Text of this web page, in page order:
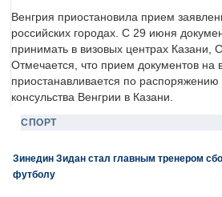
Венгрия приостановила прием
российских городах. С 29 июня
принимать в визовых центрах
Отмечается, что прием документов на
приостанавливается по распоряжению
консульства Венгрии в Казани.
СПОРТ
Зинедин Зидан стал главным тренером
футболу